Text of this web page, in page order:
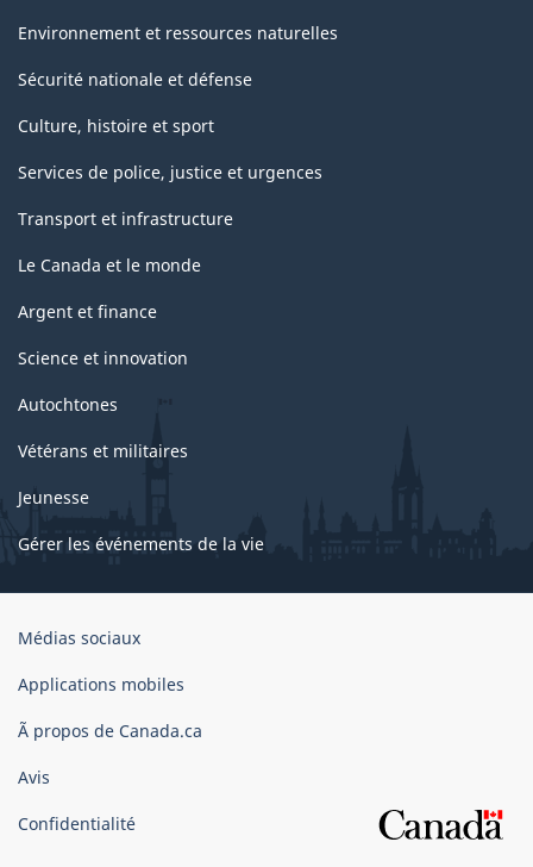
Environnement et ressources naturelles
Sécurité nationale et défense
Culture, histoire et sport
Services de police, justice et urgences
Transport et infrastructure
Le Canada et le monde
Argent et finance
Science et innovation
Autochtones
Vétérans et militaires
Jeunesse
Gérer les événements de la vie
Organisation
gouvernement
Canada
Médias sociaux
Applications mobiles
Ã propos de Canada.ca
Avis
Confidentialité